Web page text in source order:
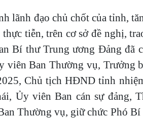
lãnh đạo chủ chốt của tỉnh,
tiễn, trên cơ sở đề nghị,
Bí thư Trung ương Đảng đã
Ban Thường vụ, Trưởng
Chủ tịch HĐND tỉnh
Ủy viên Ban cán sự đảng,
Thường vụ, giữ chức Phó